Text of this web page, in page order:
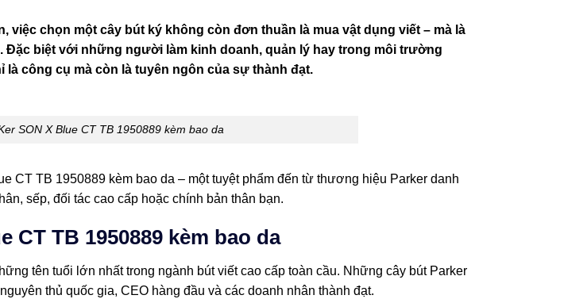
chọn một cây bút ký không còn đơn thuần là mua vật dụng viết – mà là
Đặc biệt với những người làm kinh doanh, quản lý hay trong môi trường
công cụ mà còn là tuyên ngôn của sự thành đạt.
SON X Blue CT TB 1950889 kèm bao da
CT TB 1950889 kèm bao da – một tuyệt phẩm đến từ thương hiệu Parker danh
sếp, đối tác cao cấp hoặc chính bản thân bạn.
CT TB 1950889 kèm bao da
tên tuổi lớn nhất trong ngành bút viết cao cấp toàn cầu. Những cây bút Parker
thủ quốc gia, CEO hàng đầu và các doanh nhân thành đạt.